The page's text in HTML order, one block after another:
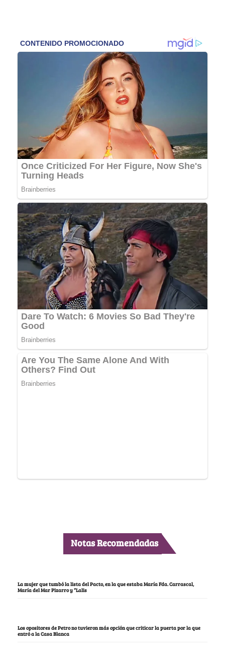
Notas Recomendadas
La mujer que tumbó la lista del Pacto, en la que estaba María Fda. Carrascal,
María del Mar Pizarro y “Lalis
Los opositores de Petro no tuvieron más opción que criticar la puerta por la que
entró a la Casa Blanca